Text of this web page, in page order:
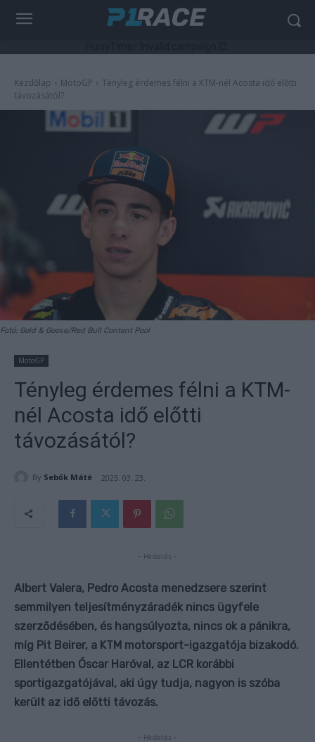
Kezdőlap MotoGP
Tényleg érdemes félni a KTM-nél Acosta idő előtti
távozásától?
Fotó: Gold & Goose/Red Bull Content Pool
MotoGP
Tényleg érdemes félni a KTM-
nél Acosta idő előtti
távozásától?
By Sebők Máté 2025. 03. 23.
- Hirdetés -
Albert Valera, Pedro Acosta menedzsere szerint
semmilyen teljesítményzáradék nincs ügyfele
szerződésében, és hangsúlyozta, nincs ok a pánikra,
míg Pit Beirer, a KTM motorsport-igazgatója bizakodó.
Ellentétben Óscar Haróval, az LCR korábbi
sportigazgatójával, aki úgy tudja, nagyon is szóba
került az idő előtti távozás.
- Hirdetés -